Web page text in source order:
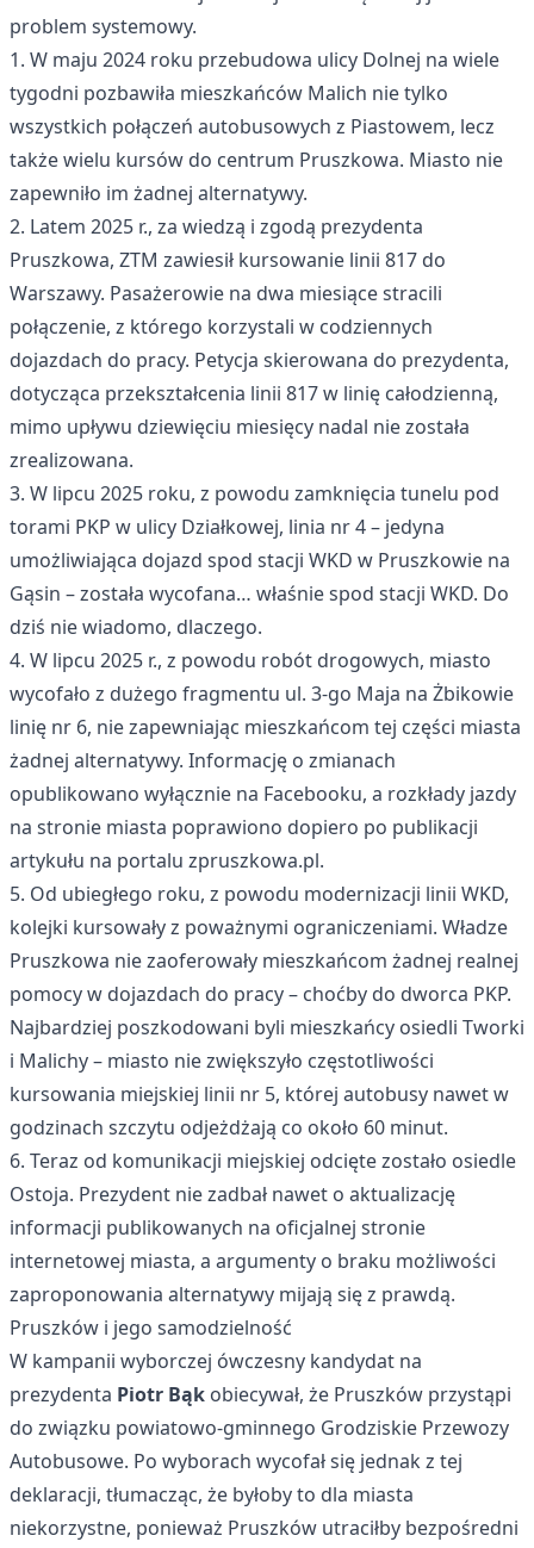
problem systemowy.
1. W maju 2024 roku przebudowa ulicy Dolnej na wiele
tygodni pozbawiła mieszkańców Malich nie tylko
wszystkich połączeń autobusowych z Piastowem, lecz
także wielu kursów do centrum Pruszkowa. Miasto nie
zapewniło im żadnej alternatywy.
2. Latem 2025 r., za wiedzą i zgodą prezydenta
Pruszkowa, ZTM zawiesił kursowanie linii 817 do
Warszawy. Pasażerowie na dwa miesiące stracili
połączenie, z którego korzystali w codziennych
dojazdach do pracy. Petycja skierowana do prezydenta,
dotycząca przekształcenia linii 817 w linię całodzienną,
mimo upływu dziewięciu miesięcy nadal nie została
zrealizowana.
3. W lipcu 2025 roku, z powodu zamknięcia tunelu pod
torami PKP w ulicy Działkowej, linia nr 4 – jedyna
umożliwiająca dojazd spod stacji WKD w Pruszkowie na
Gąsin – została wycofana… właśnie spod stacji WKD. Do
dziś nie wiadomo, dlaczego.
4. W lipcu 2025 r., z powodu robót drogowych, miasto
wycofało z dużego fragmentu ul. 3-go Maja na Żbikowie
linię nr 6, nie zapewniając mieszkańcom tej części miasta
żadnej alternatywy. Informację o zmianach
opublikowano wyłącznie na Facebooku, a rozkłady jazdy
na stronie miasta poprawiono dopiero po publikacji
artykułu na portalu zpruszkowa.pl.
5. Od ubiegłego roku, z powodu modernizacji linii WKD,
kolejki kursowały z poważnymi ograniczeniami. Władze
Pruszkowa nie zaoferowały mieszkańcom żadnej realnej
pomocy w dojazdach do pracy – choćby do dworca PKP.
Najbardziej poszkodowani byli mieszkańcy osiedli Tworki
i Malichy – miasto nie zwiększyło częstotliwości
kursowania miejskiej linii nr 5, której autobusy nawet w
godzinach szczytu odjeżdżają co około 60 minut.
6. Teraz od komunikacji miejskiej odcięte zostało osiedle
Ostoja. Prezydent nie zadbał nawet o aktualizację
informacji publikowanych na oficjalnej stronie
internetowej miasta, a argumenty o braku możliwości
zaproponowania alternatywy mijają się z prawdą.
Pruszków i jego samodzielność
W kampanii wyborczej ówczesny kandydat na
prezydenta Piotr Bąk obiecywał, że Pruszków przystąpi
do związku powiatowo-gminnego Grodziskie Przewozy
Autobusowe. Po wyborach wycofał się jednak z tej
deklaracji, tłumacząc, że byłoby to dla miasta
niekorzystne, ponieważ Pruszków utraciłby bezpośredni